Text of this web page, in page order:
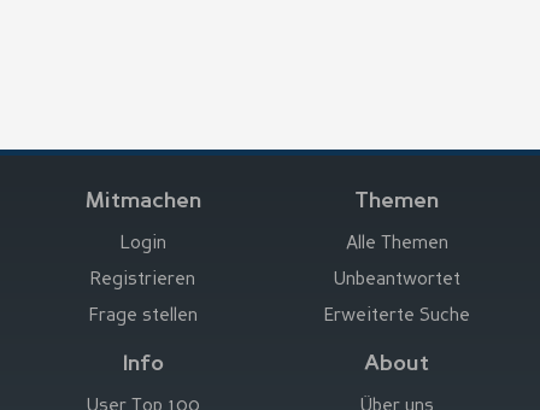
Mitmachen
Login
Registrieren
Frage stellen
Themen
Alle Themen
Unbeantwortet
Erweiterte Suche
Info About